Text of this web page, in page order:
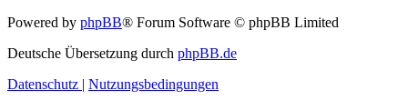
Powered by phpBB® Forum Software © phpBB Limited
Deutsche Übersetzung durch phpBB.de
Datenschutz | Nutzungsbedingungen